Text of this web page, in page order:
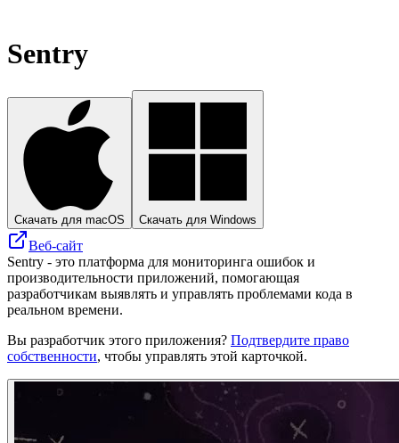
Sentry
Скачать для macOS Скачать для Windows
Веб-сайт
Sentry - это платформа для мониторинга ошибок и
производительности приложений, помогающая
разработчикам выявлять и управлять проблемами кода в
реальном времени.
Вы разработчик этого приложения? Подтвердите право
собственности, чтобы управлять этой карточкой.